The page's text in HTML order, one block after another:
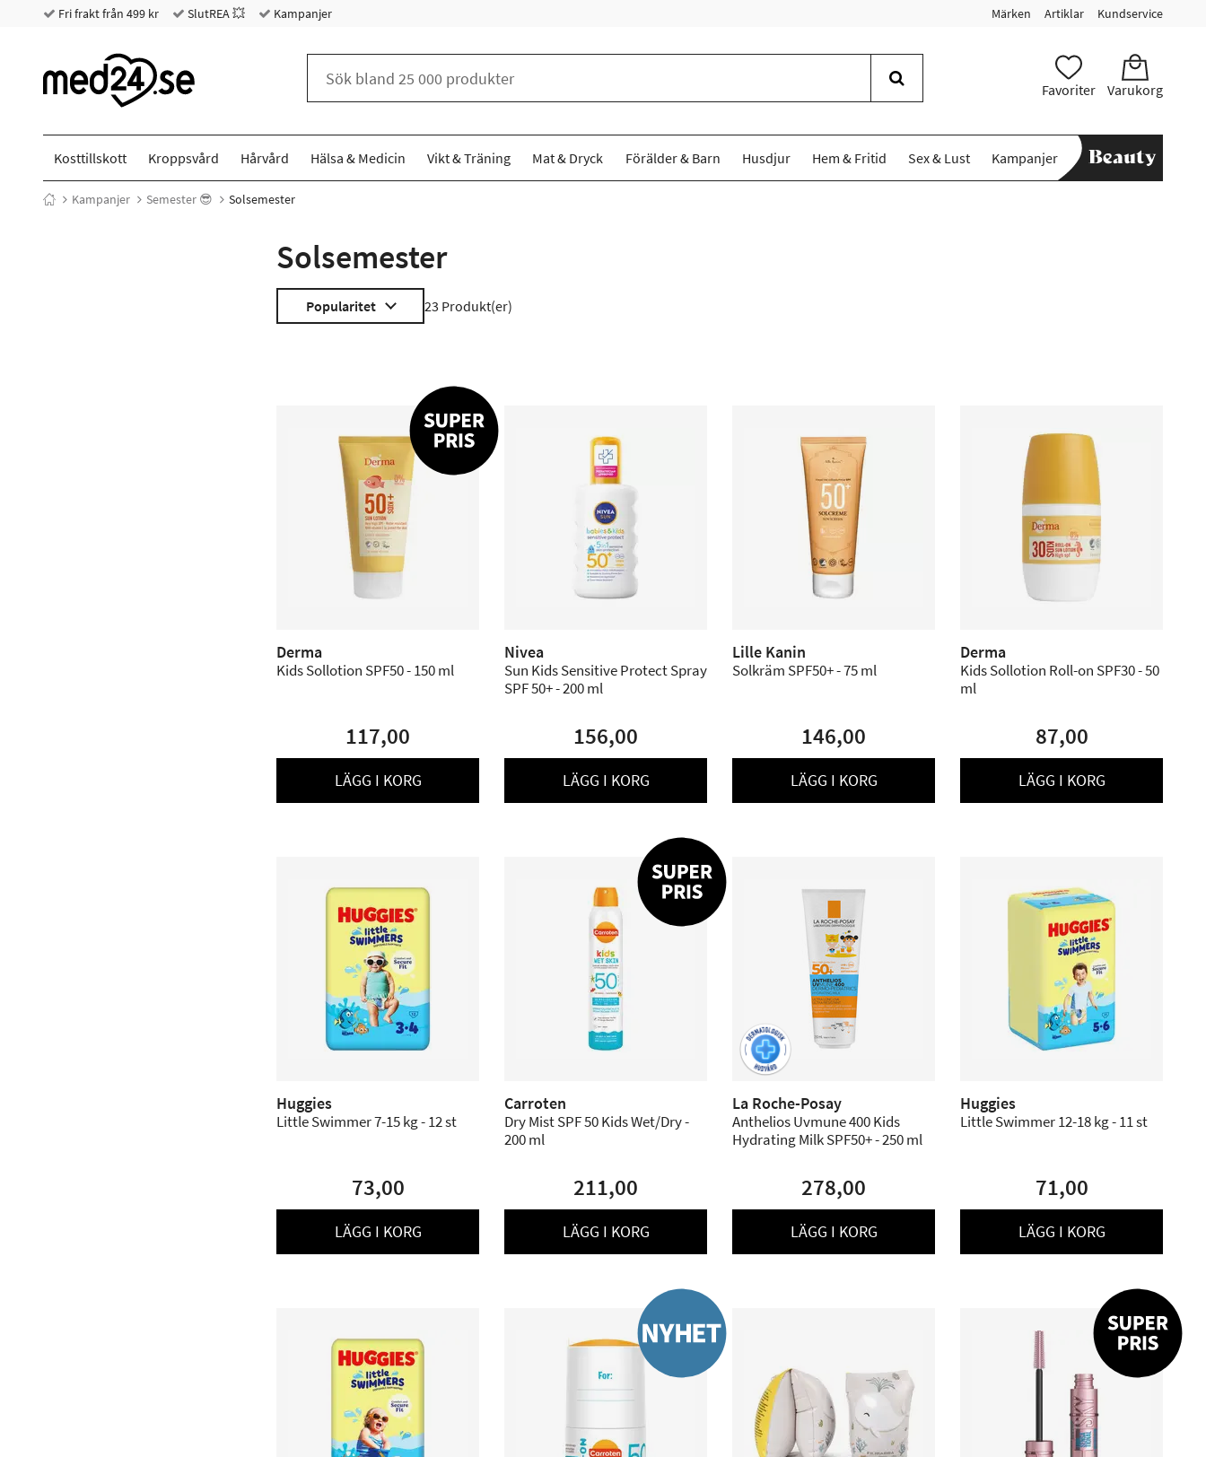
Fri frakt från 499 kr SlutREA 💥 Kampanjer Märken Artiklar Kundservice
Favoriter Varukorg
Kosttillskott Kroppsvård Hårvård Hälsa & Medicin Vikt & Träning Mat & Dryck Förälder & Barn Husdjur Hem & Fritid Sex & Lust Kampanjer
Kampanjer Semester 😎 Solsemester
Solsemester
Popularitet 23 Produkt(er)
Derma
Kids Sollotion SPF50 - 150 ml
117,00
LÄGG I KORG
Nivea
Sun Kids Sensitive Protect Spray
SPF 50+ - 200 ml
156,00
LÄGG I KORG
Lille Kanin
Solkräm SPF50+ - 75 ml
146,00
LÄGG I KORG
Derma
Kids Sollotion Roll-on SPF30 - 50
ml
87,00
LÄGG I KORG
Huggies
Little Swimmer 7-15 kg - 12 st
73,00
LÄGG I KORG
Carroten
Dry Mist SPF 50 Kids Wet/Dry -
200 ml
211,00
LÄGG I KORG
La Roche-Posay
Anthelios Uvmune 400 Kids
Hydrating Milk SPF50+ - 250 ml
278,00
LÄGG I KORG
Huggies
Little Swimmer 12-18 kg - 11 st
71,00
LÄGG I KORG